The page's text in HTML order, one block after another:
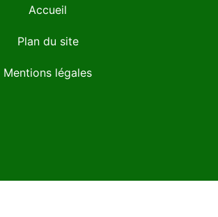
Accueil
Plan du site
Mentions légales